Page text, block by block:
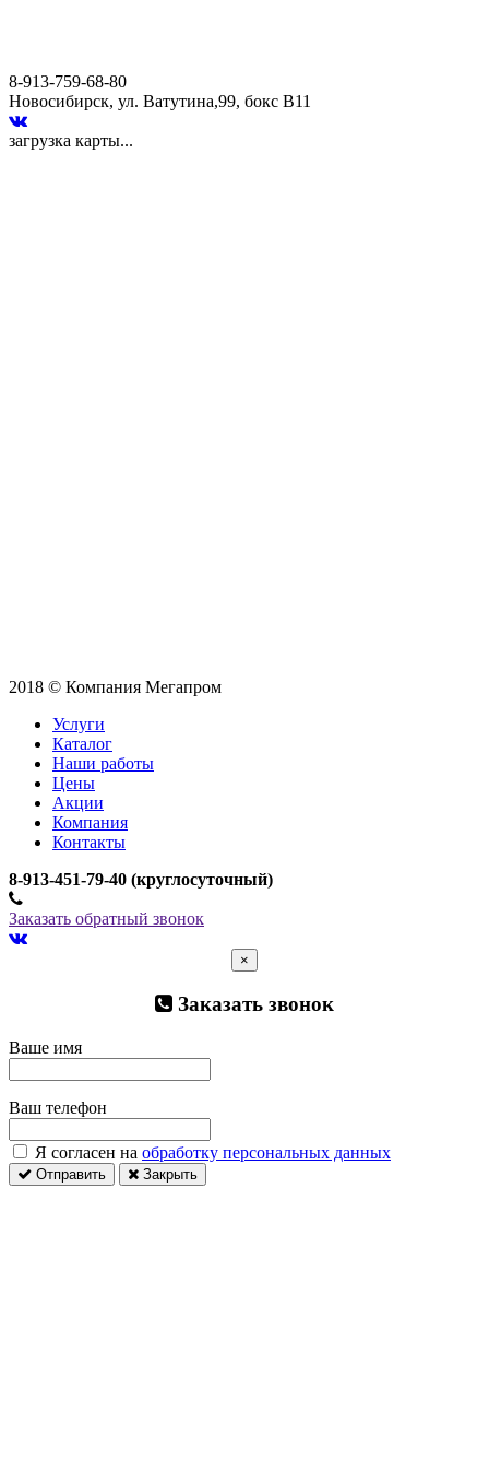
8-913-759-68-80
Новосибирск, ул. Ватутина,99, бокс В11
загрузка карты...
2018 © Компания Мегапром
Услуги
Каталог
Наши работы
Цены
Акции
Компания
Контакты
­8-913-451-79-40 (круглосуточный)
Заказать обратный звонок
×
Заказать звонок
Ваше имя
Ваш телефон
Я согласен на обработку персональных данных
Отправить Закрыть